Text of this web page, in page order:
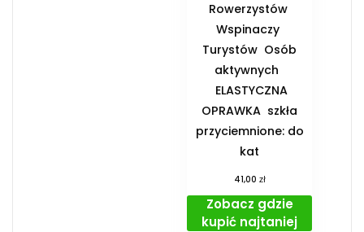
Rowerzystów ️
Wspinaczy ️
Turystów ️ Osób
aktywnych
️ ELASTYCZNA
OPRAWKA ️ szkła
przyciemnione: do
kat
41,00 zł
Zobacz gdzie
kupić najtaniej